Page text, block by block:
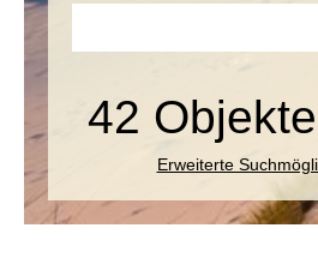
42 Objekte
Erweiterte